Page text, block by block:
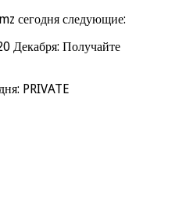
сегодня следующие:
PRIVATE